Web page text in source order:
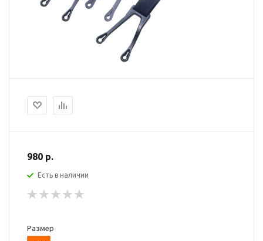
980 р.
Есть в наличии
Размер